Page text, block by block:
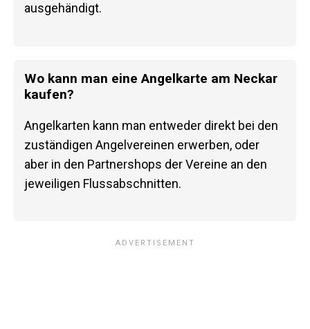
ausgehändigt.
Wo kann man eine Angelkarte am Neckar
kaufen?
Angelkarten kann man entweder direkt bei den
zuständigen Angelvereinen erwerben, oder
aber in den Partnershops der Vereine an den
jeweiligen Flussabschnitten.